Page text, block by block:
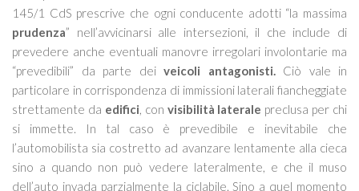
145/1 CdS prescrive che ogni conducente adotti “la massima
prudenza” nell’avvicinarsi alle intersezioni, il che include di
prevedere anche eventuali manovre irregolari involontarie ma
“prevedibili” da parte dei veicoli antagonisti.Ciò vale in
particolare in corrispondenza di immissioni laterali fiancheggiate
strettamente da edifici, con visibilità laterale preclusa per chi
si immette. In tal caso è prevedibile e inevitabile che
l’automobilista sia costretto ad avanzare lentamente alla cieca
sino a quando non può vedere lateralmente, e che il muso
dell’auto invada parzialmente la ciclabile. Sino a quel momento